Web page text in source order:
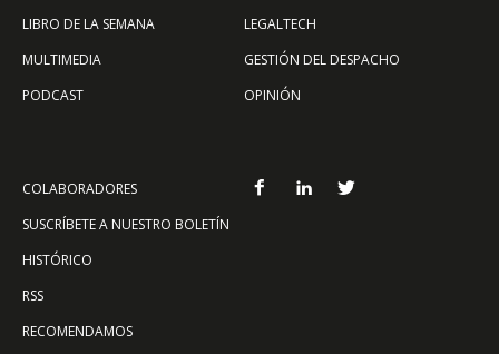
LIBRO DE LA SEMANA
MULTIMEDIA
PODCAST
LEGALTECH
GESTIÓN DEL DESPACHO
OPINIÓN
COLABORADORES
SUSCRÍBETE A NUESTRO BOLETÍN
HISTÓRICO
RSS
RECOMENDAMOS